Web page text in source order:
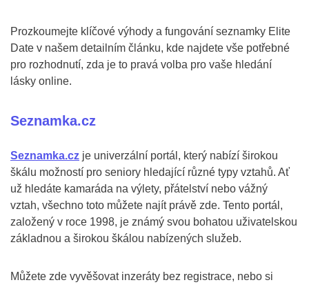
Prozkoumejte klíčové výhody a fungování seznamky Elite
Date v našem detailním článku, kde najdete vše potřebné
pro rozhodnutí, zda je to pravá volba pro vaše hledání
lásky online.
Seznamka.cz
Seznamka.cz je univerzální portál, který nabízí širokou
škálu možností pro seniory hledající různé typy vztahů. Ať
už hledáte kamaráda na výlety, přátelství nebo vážný
vztah, všechno toto můžete najít právě zde. Tento portál,
založený v roce 1998, je známý svou bohatou uživatelskou
základnou a širokou škálou nabízených služeb.
Můžete zde vyvěšovat inzeráty bez registrace, nebo si